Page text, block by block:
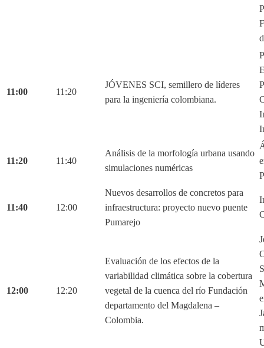
11:00 11:20
JÓVENES SCI, semillero de líderes
para la ingeniería colombiana.
11:20 11:40
Análisis de la morfología urbana usando
simulaciones numéricas
11:40 12:00
Nuevos desarrollos de concretos para
infraestructura: proyecto nuevo puente
Pumarejo
12:00 12:20
Evaluación de los efectos de la
variabilidad climática sobre la cobertura
vegetal de la cuenca del río Fundación
departamento del Magdalena –
Colombia.